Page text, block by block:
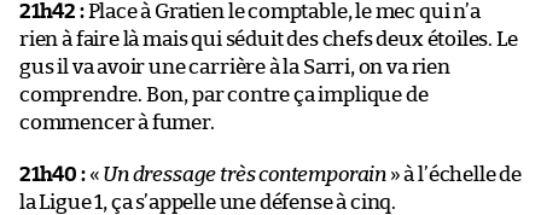
21h42 :Place à Gratien le comptable, le mec qui n’a
rien à faire là mais qui séduit des chefs deux étoiles. Le
gus il va avoir une carrière à la Sarri, on va rien
comprendre. Bon, par contre ça implique de
commencer à fumer.
21h40 :« Un dressage très contemporain » à l’échelle de
la Ligue 1, ça s’appelle une défense à cinq.